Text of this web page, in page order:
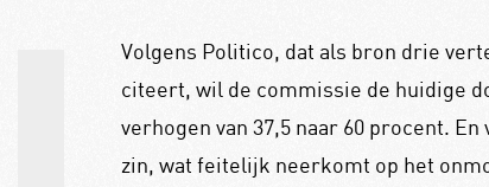
Volgens Politico, dat als bron drie
citeert, wil de commissie de huidige
verhogen van 37,5 naar 60 procent.
zin, wat feitelijk neerkomt op het